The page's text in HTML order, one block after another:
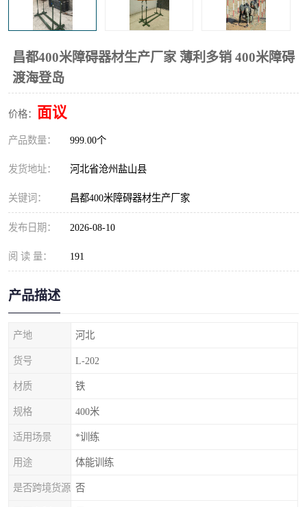
昌都400米障碍器材生产厂家 薄利多销 400米障碍
渡海登岛
价格： 面议
产品数量： 999.00个
发货地址： 河北省沧州盐山县
关键词： 昌都400米障碍器材生产厂家
发布日期： 2026-08-10
阅 读 量： 191
产品描述
产地 河北
货号 L-202
材质 铁
规格 400米
适用场景 *训练
用途 体能训练
是否跨境货源 否